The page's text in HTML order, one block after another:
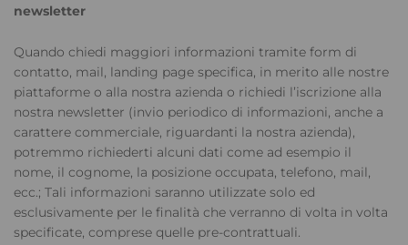
newsletter
Quando chiedi maggiori informazioni tramite form di
contatto, mail, landing page specifica, in merito alle nostre
piattaforme o alla nostra azienda o richiedi l’iscrizione alla
nostra newsletter (invio periodico di informazioni, anche a
carattere commerciale, riguardanti la nostra azienda),
potremmo richiederti alcuni dati come ad esempio il
nome, il cognome, la posizione occupata, telefono, mail,
ecc.; Tali informazioni saranno utilizzate solo ed
esclusivamente per le finalità che verranno di volta in volta
specificate, comprese quelle pre-contrattuali.